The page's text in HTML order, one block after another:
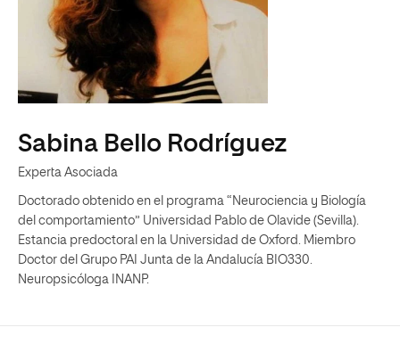
Sabina Bello Rodríguez
Experta Asociada
Doctorado obtenido en el programa “Neurociencia y Biología
del comportamiento” Universidad Pablo de Olavide (Sevilla).
Estancia predoctoral en la Universidad de Oxford. Miembro
Doctor del Grupo PAI Junta de la Andalucía BIO330.
Neuropsicóloga INANP.